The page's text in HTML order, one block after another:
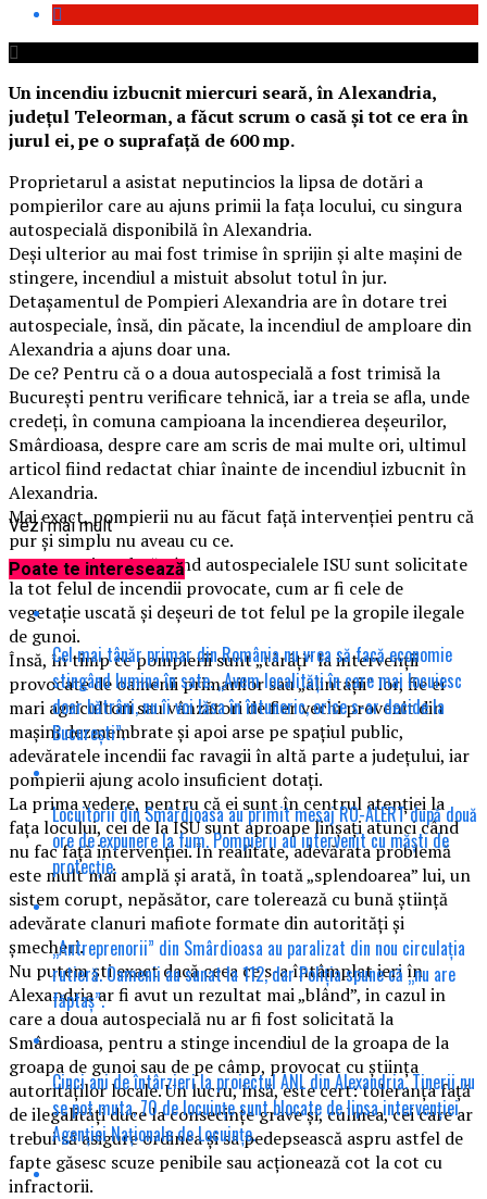
Un incendiu izbucnit miercuri seară, în Alexandria,
județul Teleorman, a făcut scrum o casă și tot ce era în
jurul ei, pe o suprafață de 600 mp.
Proprietarul a asistat neputincios la lipsa de dotări a
pompierilor care au ajuns primii la fața locului, cu singura
autospecială disponibilă în Alexandria.
Deși ulterior au mai fost trimise în sprijin și alte mașini de
stingere, incendiul a mistuit absolut totul în jur.
Detașamentul de Pompieri Alexandria are în dotare trei
autospeciale, însă, din păcate, la incendiul de amploare din
Alexandria a ajuns doar una.
De ce? Pentru că o a doua autospecială a fost trimisă la
București pentru verificare tehnică, iar a treia se afla, unde
credeți, în comuna campioana la incendierea deșeurilor,
Smârdioasa, despre care am scris de mai multe ori, ultimul
articol fiind redactat chiar înainte de incendiul izbucnit în
Alexandria.
Mai exact, pompierii nu au făcut față intervenției pentru că
pur și simplu nu aveau cu ce.
Nu este prima dată când autospecialele ISU sunt solicitate
la tot felul de incendii provocate, cum ar fi cele de
vegetație uscată și deșeuri de tot felul pe la gropile ilegale
de gunoi.
Însă, în timp ce pompierii sunt „târâți” la intervenții
provocate de oamenii primarilor sau „alintații” lor, fie ei
mari agricultori sau vânzători de fier vechi provenit din
mașini dezmembrate și apoi arse pe spațiul public,
adevăratele incendii fac ravagii în altă parte a județului, iar
pompierii ajung acolo insuficient dotați.
La prima vedere, pentru că ei sunt în centrul atenției la
fața locului, cei de la ISU sunt aproape linșați atunci când
nu fac față intervenției. În realitate, adevărata problemă
este mult mai amplă și arată, în toată „splendoarea” lui, un
sistem corupt, nepăsător, care tolerează cu bună știință
adevărate clanuri mafiote formate din autorități și
șmecheri.
Nu putem ști exact dacă ceea ce s-a întâmplat ieri în
Alexandria ar fi avut un rezultat mai „blând”, in cazul in
care a doua autospecială nu ar fi fost solicitată la
Smârdioasa, pentru a stinge incendiul de la groapa de la
groapa de gunoi sau de pe câmp, provocat cu știința
autorităților locale. Un lucru, însă, este cert: toleranța față
de ilegalități duce la consecințe grave și, culmea, cei care ar
trebui să asigure ordinea și sa pedepsească aspru astfel de
fapte găsesc scuze penibile sau acționează cot la cot cu
infractorii.
Vezi mai mult
Poate te interesează
Cel mai tânăr primar din România nu vrea să facă economie
stingând lumina în sate. „Avem localități în care mai locuiesc
doar bătrâni, nu îi voi lăsa în întuneric, orice s-ar decide la
București”.
Locuitorii din Smârdioasa au primit mesaj RO-ALERT după două
ore de expunere la fum. Pompierii au intervenit cu măști de
protecție.
„Antreprenorii” din Smârdioasa au paralizat din nou circulația
rutieră. Oamenii au sunat la 112, dar Poliția spune că „nu are
făptaș”.
Cinci ani de întârzieri la proiectul ANL din Alexandria. Tinerii nu
se pot muta, 70 de locuințe sunt blocate de lipsa intervenției
Agenției Naționale de Locuințe.